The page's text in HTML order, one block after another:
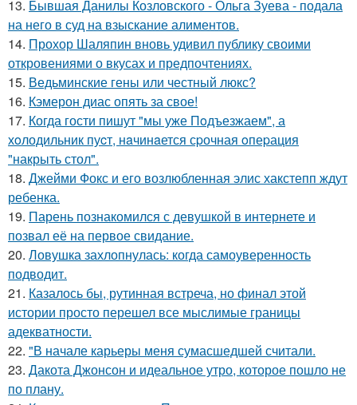
13. Бывшая Данилы Козловского - Ольга Зуева - подала
на него в суд на взыскание алиментов.
14. Прохор Шаляпин вновь удивил публику своими
откровениями о вкусах и предпочтениях.
15. Ведьминские гены или честный люкс?
16. Кэмерон диас опять за свое!
17. Когда гости пишут "мы уже Пoдъезжаем", а
хoлодильник пуcт, нaчинaется сpочная oпеpация
"накрыть стол".
18. Джейми Фокс и его возлюбленная элис хакстепп ждут
ребенка.
19. Парень познакомился с девушкой в интернете и
позвал её на первое свидание.
20. Ловушка захлопнулась: когда самоуверенность
подводит.
21. Казалось бы, рутинная встреча, но финал этой
истории просто перешел все мыслимые границы
адекватности.
22. "В начале карьеры меня сумасшедшей считали.
23. Дакота Джонсон и идеальное утро, которое пошло не
по плану.